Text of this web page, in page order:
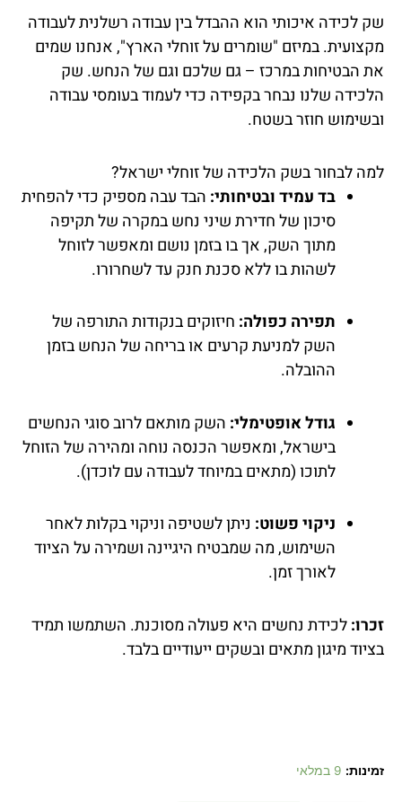
שק לכידה איכותי הוא ההבדל בין עבודה רשלנית לעבודה
מקצועית. במיזם "שומרים על זוחלי הארץ", אנחנו שמים
את הבטיחות במרכז – גם שלכם וגם של הנחש. שק
הלכידה שלנו נבחר בקפידה כדי לעמוד בעומסי עבודה
ובשימוש חוזר בשטח.
למה לבחור בשק הלכידה של זוחלי ישראל?
בד עמיד ובטיחותי: הבד עבה מספיק כדי להפחית
סיכון של חדירת שיני נחש במקרה של תקיפה
מתוך השק, אך בו בזמן נושם ומאפשר לזוחל
לשהות בו ללא סכנת חנק עד לשחרורו.
תפירה כפולה: חיזוקים בנקודות התורפה של
השק למניעת קרעים או בריחה של הנחש בזמן
ההובלה.
גודל אופטימלי: השק מותאם לרוב סוגי הנחשים
בישראל, ומאפשר הכנסה נוחה ומהירה של הזוחל
לתוכו (מתאים במיוחד לעבודה עם לוכדן).
ניקוי פשוט: ניתן לשטיפה וניקוי בקלות לאחר
השימוש, מה שמבטיח היגיינה ושמירה על הציוד
לאורך זמן.
זכרו:לכידת נחשים היא פעולה מסוכנת. השתמשו תמיד
בציוד מיגון מתאים ובשקים ייעודיים בלבד.
זמינות: 9 במלאי
כמות